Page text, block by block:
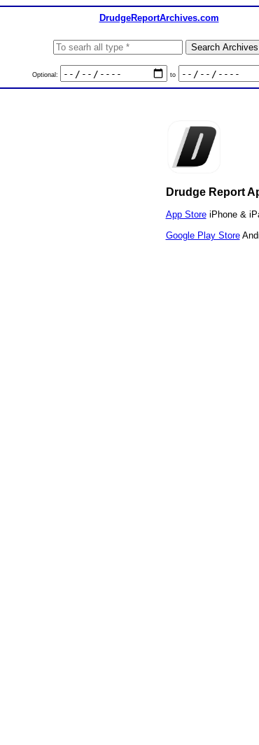
DrudgeReportArchives.com
Optional: to
Drudge Report
App StoreiPhone &
Google Play Store